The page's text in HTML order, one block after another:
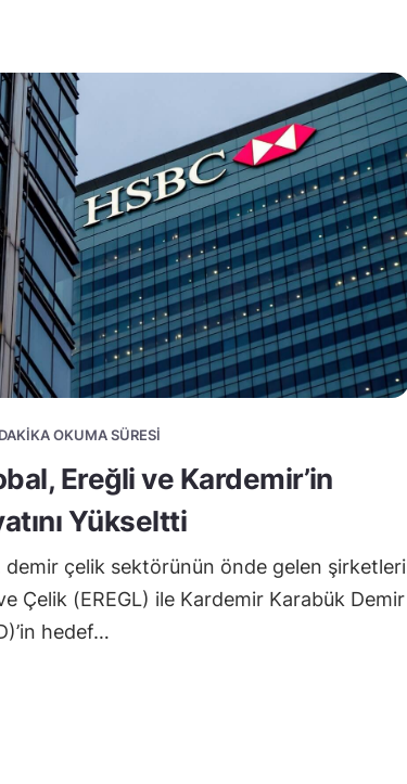
OKUMA SÜRESI
Ereğli ve Kardemir’in
Yükseltti
demir çelik sektörünün önde gelen şirketleri
Çelik (EREGL) ile Kardemir Karabük Demir
hedef…